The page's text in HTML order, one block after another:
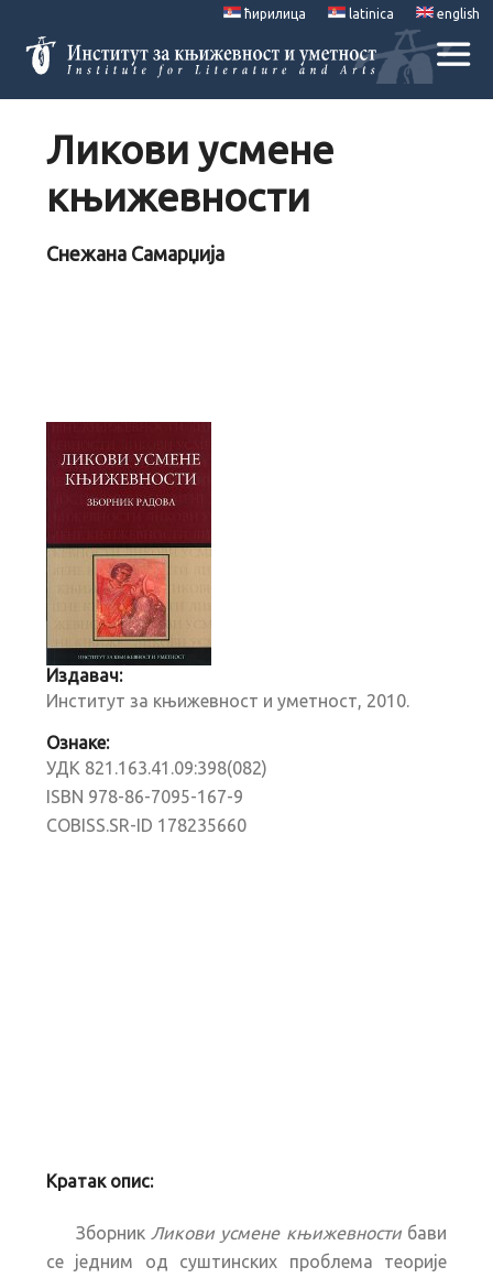
ћирилица latinica english
Ликови усмене
књижевности
Снежана Самарџија
Издавач:
Институт за књижевност и уметност, 2010.
Ознаке:
УДК 821.163.41.09:398(082)
ISBN 978-86-7095-167-9
COBISS.SR-ID 178235660
Кратак опис:
Зборник Ликови усмене књижевностибави
се једним од суштинских проблема теорије